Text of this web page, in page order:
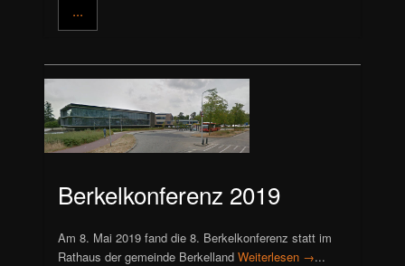
...
Berkelkonferenz 2019
Am 8. Mai 2019 fand die 8. Berkelkonferenz statt im
Rathaus der gemeinde BerkellandWeiterlesen →...